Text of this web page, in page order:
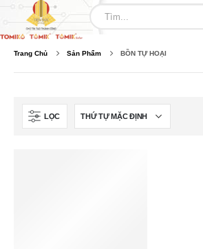
Trang Chủ Sản Phẩm BỒN TỰ HOẠI
LỌC